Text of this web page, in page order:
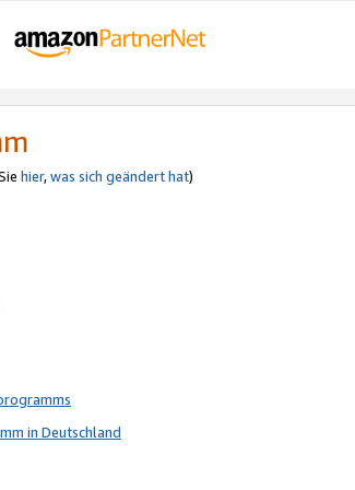
hier,was sich geändert hat)
in Deutschland